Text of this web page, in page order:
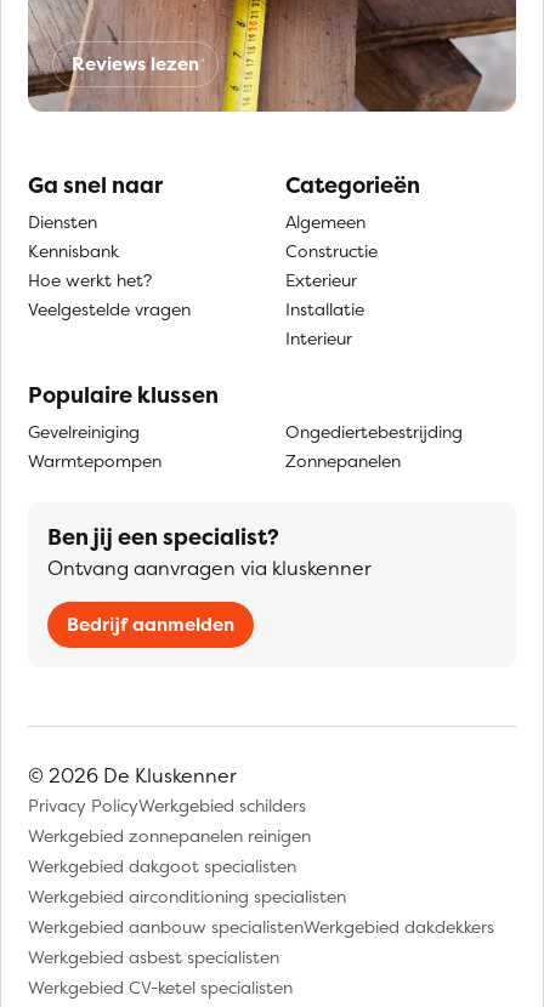
Reviews lezen
Ga snel naar
Diensten
Kennisbank
Hoe werkt het?
Veelgestelde vragen
Categorieën
Algemeen
Constructie
Exterieur
Installatie
Interieur
Populaire klussen
Gevelreiniging
Warmtepompen
Ongediertebestrijding
Zonnepanelen
Ben jij een specialist?
Ontvang aanvragen via kluskenner
Bedrijf aanmelden
© 2026 De Kluskenner
Privacy PolicyWerkgebied schilders
Werkgebied zonnepanelen reinigen
Werkgebied dakgoot specialisten
Werkgebied airconditioning specialisten
Werkgebied aanbouw specialistenWerkgebied dakdekkers
Werkgebied asbest specialisten
Werkgebied CV-ketel specialisten